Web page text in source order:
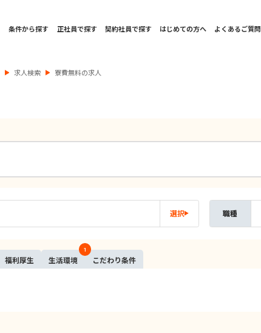
条件から探す 正社員で探す 契約社員で探す はじめての方へ よくあるご質問
求人検索 寮費無料の求人
選択 職種
福利厚生 生活環境
1
こだわり条件